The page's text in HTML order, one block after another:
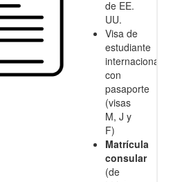
de EE.
UU.
Visa de
estudiante
internacional
con
pasaporte
(visas
M, J y
F)
Matrícula
consular
(de